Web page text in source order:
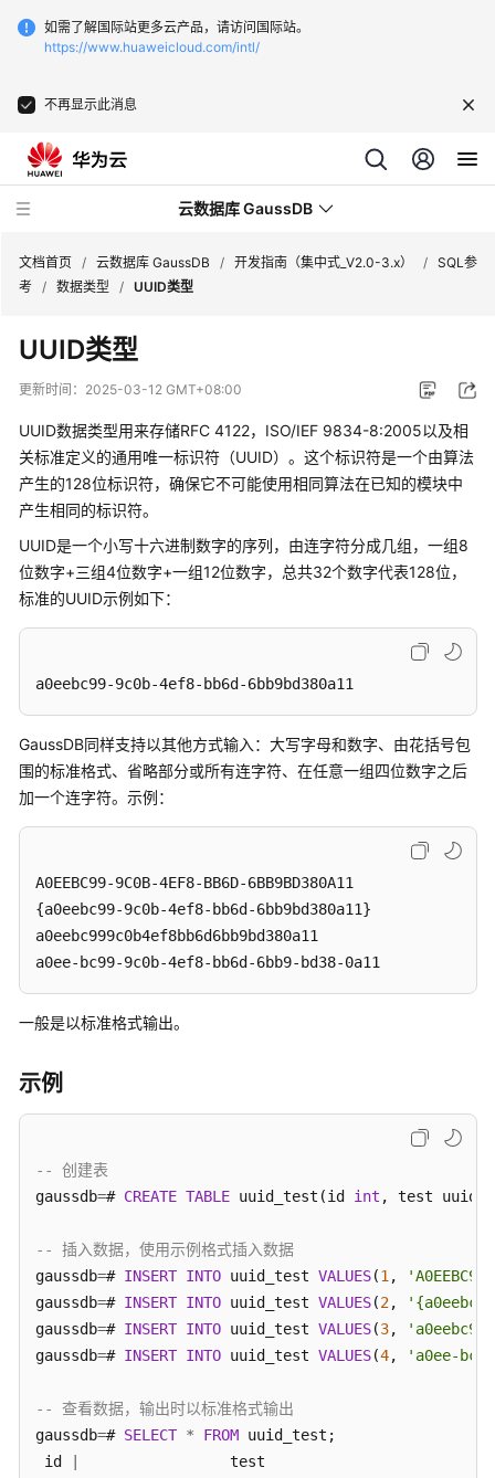
如需了解国际站更多云产品，请访问国际站。
https://www.huaweicloud.com/intl/
不再显示此消息
云数据库 GaussDB
新
动
服
务
公
产
品
介
说
明
快
入
门
指
南
开
发
开
指
南
（分
开
发
文档首页 / 云数据库 GaussDB / 开发指南（集中式_V2.0-3.x） / SQL参
考 / 数据类型 / UUID类型
UUID类型
更新时间： 2025-03-12 GMT+08:00
UUID数据类型用来存储RFC 4122，ISO/IEF 9834-8:2005以及相
关标准定义的通用唯一标识符（UUID）。这个标识符是一个由算法
产生的128位标识符，确保它不可能使用相同算法在已知的模块中
产生相同的标识符。
UUID是一个小写十六进制数字的序列，由连字符分成几组，一组8
位数字+三组4位数字+一组12位数字，总共32个数字代表128位，
标准的UUID示例如下：
a0eebc99-9c0b-4ef8-bb6d-6bb9bd380a11
GaussDB同样支持以其他方式输入：大写字母和数字、由花括号包
围的标准格式、省略部分或所有连字符、在任意一组四位数字之后
加一个连字符。示例：
A0EEBC99-9C0B-4EF8-BB6D-6BB9BD380A11
{a0eebc99-9c0b-4ef8-bb6d-6bb9bd380a11}
a0eebc999c0b4ef8bb6d6bb9bd380a11
a0ee-bc99-9c0b-4ef8-bb6d-6bb9-bd38-0a11
一般是以标准格式输出。
示例
-- 创建表
gaussdb=# CREATE TABLE uuid_test(id int , test uuid);
-- 插入数据，使用示例格式插入数据
gaussdb=# INSERT INTO uuid_test VALUES(1 ,
gaussdb=# INSERT INTO uuid_test VALUES(2,
gaussdb=# INSERT INTO uuid_test VALUES(3,
gaussdb=# INSERT INTO uuid_test VALUES(4, 'a0ee-
-- 查看数据，输出时以标准格式输出
gaussdb=# SELECT * FROM uuid_test;
id